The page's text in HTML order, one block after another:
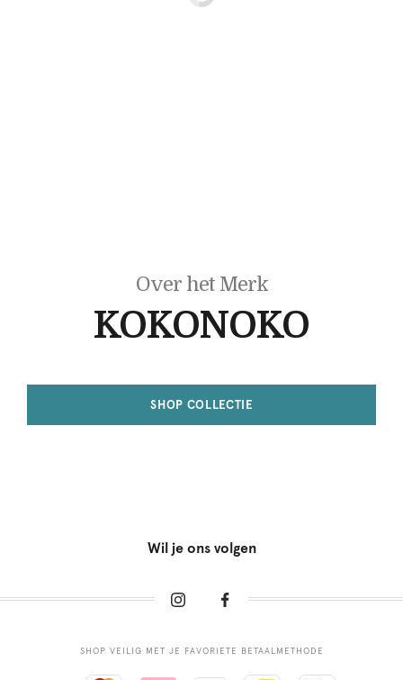
Over het Merk
KOKONOKO
SHOP COLLECTIE
Wil je ons volgen
SHOP VEILIG MET JE FAVORIETE BETAALMETHODE